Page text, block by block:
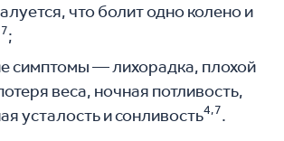
что болит одно колено и
;
симптомы — лихорадка, плохой
веса, ночная потливость,
усталость и сонливость4,7.